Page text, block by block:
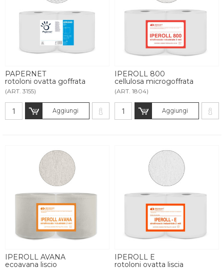
PAPERNET
rotoloni ovatta goffrata
(ART. 3155)
Aggiungi
IPEROLL 800
cellulosa microgoffrata
(ART. 1804)
Aggiungi
IPEROLL AVANA
ecoavana liscio
IPEROLL E
rotoloni ovatta liscia